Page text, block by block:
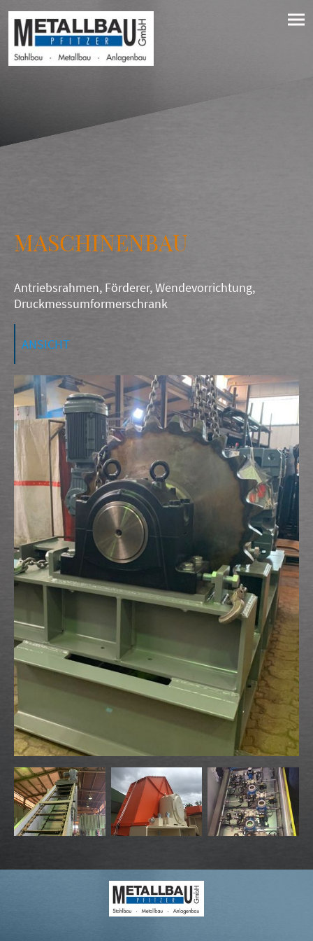
MASCHINENBAU
Antriebsrahmen, Förderer, Wendevorrichtung,
Druckmessumformerschrank
ANSICHT